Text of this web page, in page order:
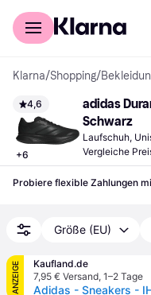
Für Shopper
Klarna/Shopping/
4,6
+6
adidas
Schwarz
Laufschuh,
Vergleiche
Probiere flexible Zahlungen
Größe (EU)
ANZEIGE
Kaufland.de
7,95 € Versand, 1–2 Tage